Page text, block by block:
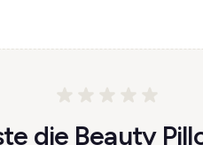
die Beauty